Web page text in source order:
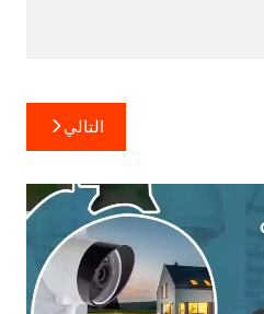
التالي